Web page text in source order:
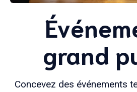
grand
Concevez des événements